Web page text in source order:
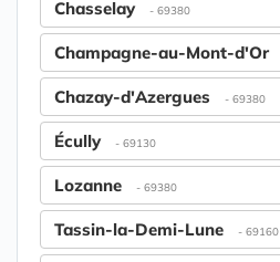
Chasselay - 69380
Champagne-au-Mont-d'Or
Chazay-d'Azergues - 69380
Écully - 69130
Lozanne - 69380
Tassin-la-Demi-Lune - 69160